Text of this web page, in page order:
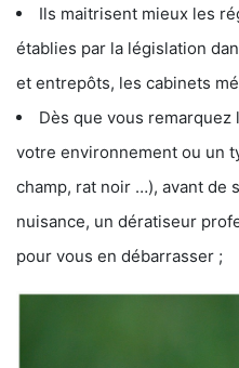
Ils maitrisent mieux les
établies par la législation
et entrepôts, les cabinets
Dès que vous
votre environnement ou un
champ, rat noir …), avant de
nuisance, un dératiseur
pour vous en débarrasser ;